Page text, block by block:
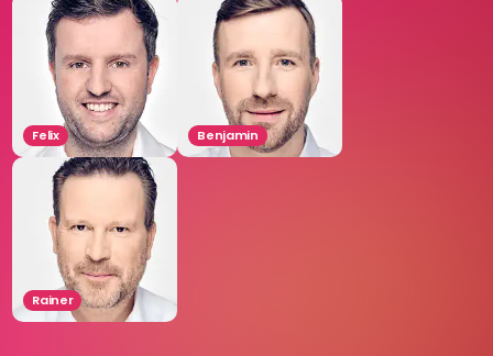
Felix Benjamin
Rainer